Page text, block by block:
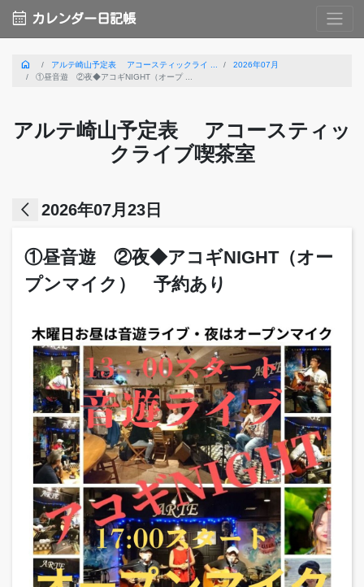
calendar_month カレンダー日記帳
home アルテ崎山予定表 アコースティックライ ...
2026年07月
①昼音遊 ②夜◆アコギNIGHT（オープ ...
アルテ崎山予定表 アコースティッ
クライブ喫茶室
arrow_back_ios 2026年07月23日
①昼音遊 ②夜◆アコギNIGHT（オー
プンマイク） 予約あり